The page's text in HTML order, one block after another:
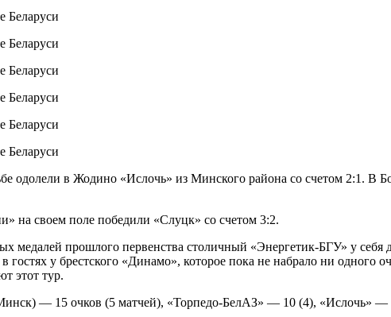
одолели в Жодино «Ислочь» из Минского района со счетом 2:1. В
на своем поле победили «Слуцк» со счетом 3:2.
медалей прошлого первенства столичный «Энергетик-БГУ» у
у брестского «Динамо», которое пока не набрало ни одного
этот тур.
— 15 очков (5 матчей), «Торпедо-БелАЗ» — 10 (4), «Ислочь»